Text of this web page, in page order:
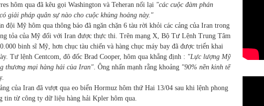
hôm qua đã kêu gọi Washington và Teheran nối lại "các cuộc đàm phán
giải pháp quân sự nào cho cuộc khủng hoảng này."
đội Mỹ hôm qua thông báo đã ngăn chặn 6 tàu rời khỏi các cảng của Iran trong
tỏa của Mỹ đối với Iran được thực thi. Trên mạng X, Bộ Tư Lệnh Trung Tâm
binh sĩ Mỹ, hơn chục tàu chiến và hàng chục máy bay đã được triển khai
Tư lệnh Centcom, đô đốc Brad Cooper, hôm qua khẳng định : "Lực lượng Mỹ
thương mại hàng hải của Iran" . Ông nhấn mạnh rằng khoảng "90% nền kinh tế
của Iran đã vượt qua eo biển Hormuz hôm thứ Hai 13/04 sau khi lệnh phong
tin từ công ty dữ liệu hàng hải Kpler hôm qua.